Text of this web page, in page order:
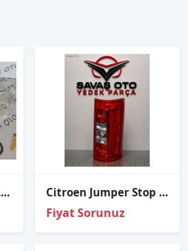
CİTRÖEN C5 SOL FAR CAMI SIFIR Citroen Jumper Stop Lambası Sağ Sol
Fiyat Sorunuz